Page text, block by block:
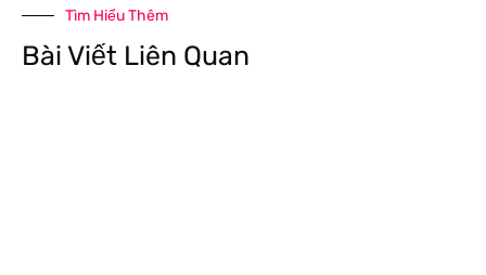
Tìm Hiểu Thêm
Bài Viết Liên Quan